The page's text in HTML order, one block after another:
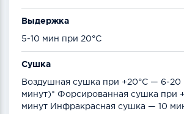
Выдержка
5-10 мин при 20°С
Сушка
Воздушная сушка при +20°С — 6-20
минут)* Форсированная сушка при
минут Инфракрасная сушка — 10